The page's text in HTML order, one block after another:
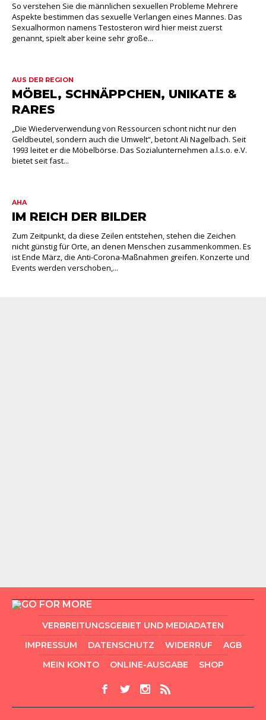
So verstehen Sie die männlichen sexuellen Probleme Mehrere
Aspekte bestimmen das sexuelle Verlangen eines Mannes. Das
Sexualhormon namens Testosteron wird hier meist zuerst
genannt, spielt aber keine sehr große...
AUS DER REGION
MÖBEL, SCHNÄPPCHEN, UNIKATE &
RARES
„Die Wiederverwendung von Ressourcen schont nicht nur den
Geldbeutel, sondern auch die Umwelt“, betont Ali Nagelbach. Seit
1993 leitet er die Möbelbörse. Das Sozialunternehmen a.l.s.o. e.V.
bietet seit fast...
AHA
IM REICH DER BILDER
Zum Zeitpunkt, da diese Zeilen entstehen, stehen die Zeichen
nicht günstig für Orte, an denen Menschen zusammenkommen. Es
ist Ende März, die Anti-Corona-Maßnahmen greifen. Konzerte und
Events werden verschoben,...
VERBREITUNGSGEBIET UND MEDIADATEN
IMPRESSUM
DATENSCHUTZ WIDERRUF
AGB
MEIN KONTO
ONLINE-AUSGABE SHOP